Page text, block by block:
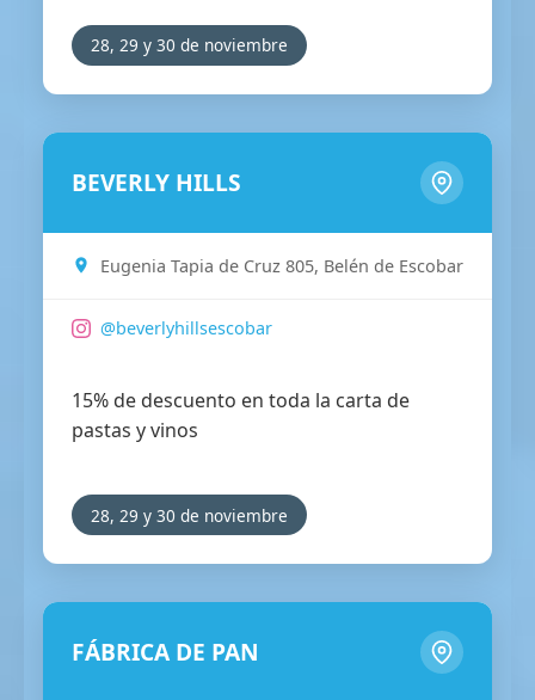
28, 29 y 30 de noviembre
BEVERLY HILLS
Eugenia Tapia de Cruz 805, Belén de Escobar
@beverlyhillsescobar
15% de descuento en toda la carta de
pastas y vinos
28, 29 y 30 de noviembre
FÁBRICA DE PAN